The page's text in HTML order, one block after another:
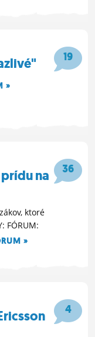
19
»
36
na
ktoré
FÓRUM:
»
4